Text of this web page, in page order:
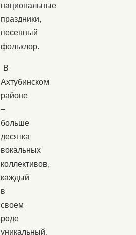
национальные
праздники,
песенный
фольклор.
В
Ахтубинском
районе
–
больше
десятка
вокальных
коллективов,
каждый
в
своем
роде
уникальный.